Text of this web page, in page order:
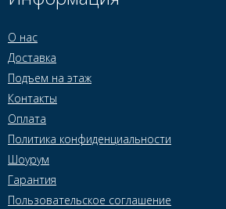
О нас
Доставка
Подъем на этаж
Контакты
Оплата
Политика конфиденциальности
Шоурум
Гарантия
Пользовательское соглашение